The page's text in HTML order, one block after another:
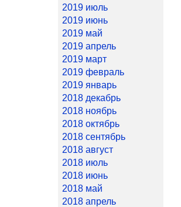
2019 июль
2019 июнь
2019 май
2019 апрель
2019 март
2019 февраль
2019 январь
2018 декабрь
2018 ноябрь
2018 октябрь
2018 сентябрь
2018 август
2018 июль
2018 июнь
2018 май
2018 апрель